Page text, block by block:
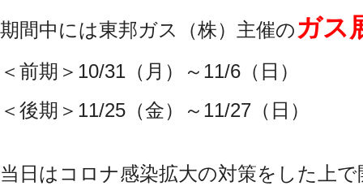
期間中には東邦ガス（株）主催の ガス
＜前期＞10/31（月）～11/6（日）
＜後期＞11/25（金）～11/27（日）
当日はコロナ感染拡大の対策をした上